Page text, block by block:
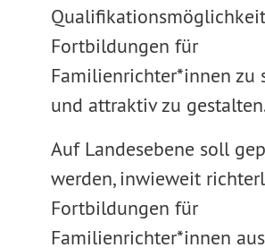
Fortbildungen für
Familienrichter*innen zu
und attraktiv zu
Auf Landesebene soll
werden, inwieweit
Fortbildungen für
Familienrichter*innen